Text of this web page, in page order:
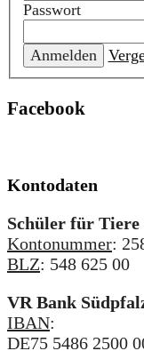
Passwort
Facebook
Kontodaten
Schüler für Tiere
Kontonummer:
BLZ: 548 625 00
VR Bank
IBAN:
DE75 5486 2500